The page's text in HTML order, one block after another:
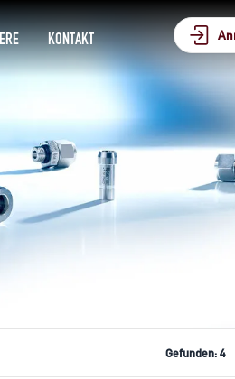
KONTAKT
Gefunden:4